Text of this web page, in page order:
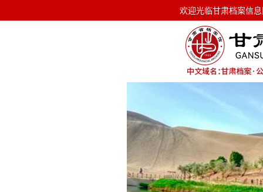
欢迎光临甘肃档案信